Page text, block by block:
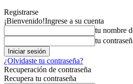
Registrarse
¡Bienvenido!Ingrese a su cuenta
tu nombre
tu
¿Olvidaste tu contraseña?
Recuperación de contraseña
Recupera tu contraseña